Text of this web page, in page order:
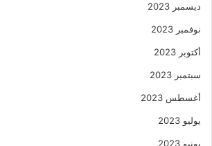
ديسمبر 2023
نوفمبر 2023
أكتوبر 2023
سبتمبر 2023
أغسطس 2023
يوليو 2023
يونيو 2023